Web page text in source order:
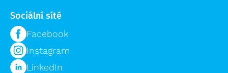
Sociální sítě
Facebook
Instagram
LinkedIn